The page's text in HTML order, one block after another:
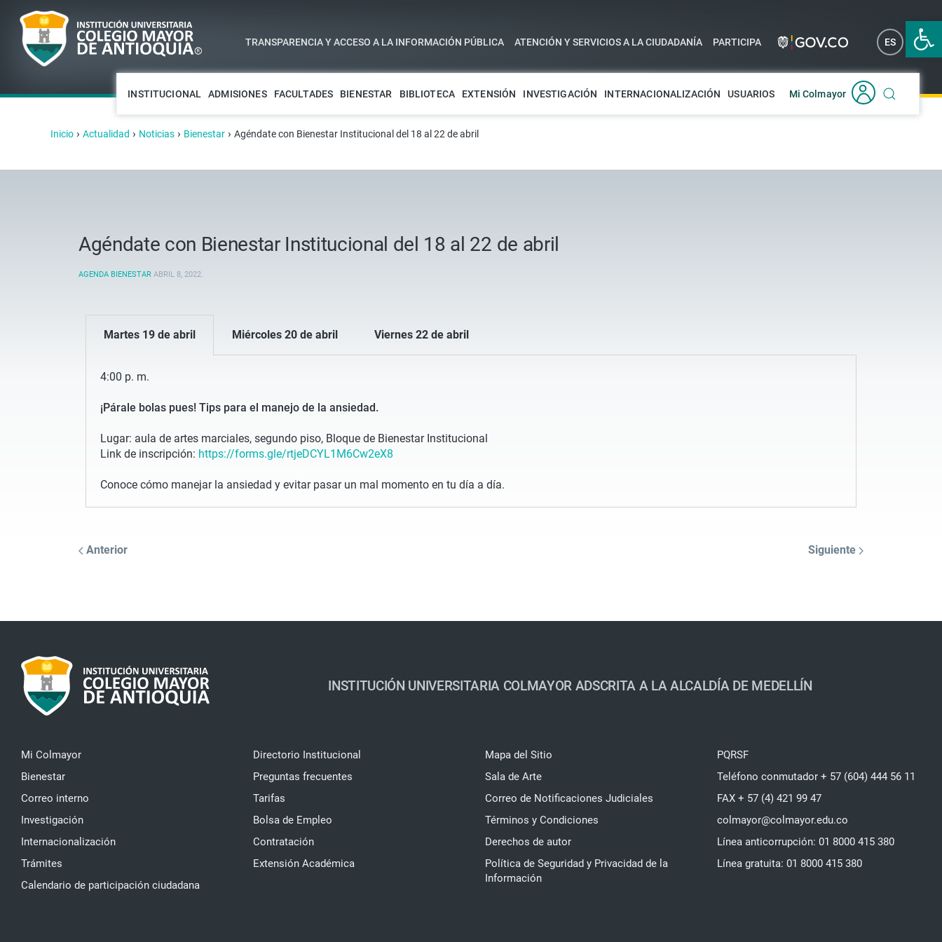
Abrir
TRANSPARENCIA Y ACCESO A LA INFORMACIÓN PÚBLICA ATENCIÓN Y SERVICIOS A LA CIUDADANÍA PARTICIPA ES EN
INSTITUCIONAL ADMISIONES FACULTADES BIENESTAR BIBLIOTECA EXTENSIÓN INVESTIGACIÓN INTERNACIONALIZACIÓN USUARIOS Mi Colmayor
Inicio › Actualidad › Noticias › Bienestar › Agéndate con Bienestar Institucional del 18 al 22 de abril
Agéndate con Bienestar Institucional del 18 al 22 de abril
AGENDA BIENESTAR ABRIL 8, 2022.
Martes 19 de abril Miércoles 20 de abril Viernes 22 de abril
4:00 p. m.
¡Párale bolas pues! Tips para el manejo de la ansiedad.
Lugar: aula de artes marciales, segundo piso, Bloque de Bienestar Institucional
Link de inscripción: https://forms.gle/rtjeDCYL1M6Cw2eX8
Conoce cómo manejar la ansiedad y evitar pasar un mal momento en tu día a día.
Anterior Siguiente
INSTITUCIÓN UNIVERSITARIA COLMAYOR ADSCRITA A LA ALCALDÍA DE MEDELLÍN
Mi Colmayor
Bienestar
Correo interno
Investigación
Internacionalización
Trámites
Calendario de participación ciudadana
Directorio Institucional
Preguntas frecuentes
Tarifas
Bolsa de Empleo
Contratación
Extensión Académica
Mapa del Sitio
Sala de Arte
Correo de Notificaciones Judiciales
Términos y Condiciones
Derechos de autor
Política de Seguridad y Privacidad de la
Información
PQRSF
Teléfono conmutador + 57 (604) 444 56 11
FAX + 57 (4) 421 99 47
colmayor@colmayor.edu.co
Línea anticorrupción: 01 8000 415 380
Línea gratuita: 01 8000 415 380